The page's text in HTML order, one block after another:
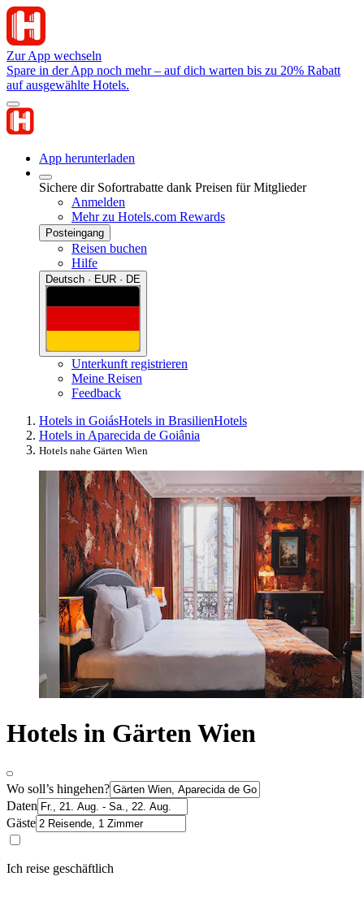
Zur App wechseln
Spare in der App noch mehr – auf dich warten bis zu 20% Rabatt
auf ausgewählte Hotels.
App herunterladen
Sichere dir Sofortrabatte dank Preisen für Mitglieder
Anmelden
Mehr zu Hotels.com Rewards
Posteingang
Reisen buchen
Hilfe
Deutsch · EUR · DE
Unterkunft registrieren
Meine Reisen
Feedback
Hotels in GoiásHotels in BrasilienHotels
Hotels in Aparecida de Goiânia
Hotels nahe Gärten Wien
Hotels in Gärten Wien
Wo soll’s hingehen?
Daten
Gäste
Ich reise geschäftlich